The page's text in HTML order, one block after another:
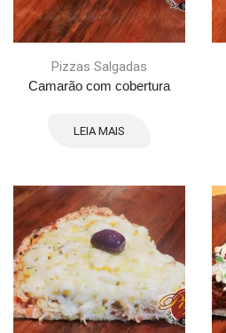
Pizzas Salgadas
Camarão com cobertura
LEIA MAIS